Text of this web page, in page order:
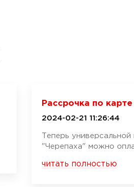
Рассрочка по
2024-02-21 11:26:44
Теперь универсальной
"Черепаха" можно
читать полностью